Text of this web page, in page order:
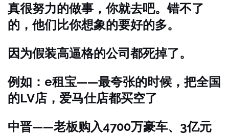
真很努力的做事，你就去吧。错不了
的，他们比你想象的要好的多。
因为假装高逼格的公司都死掉了。
例如：e租宝——最夸张的时候，把全国
的LV店，爱马仕店都买空了
中晋——老板购入4700万豪车、3亿元